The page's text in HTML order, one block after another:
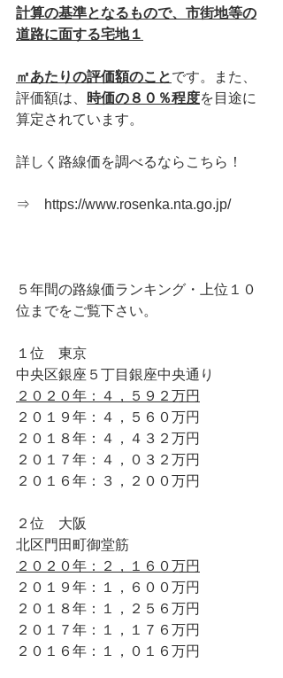
計算の基準となるもので、市街地等の
道路に面する宅地１
㎡あたりの評価額のことです。また、
評価額は、
時価の８０％程度を目途に
算定されています。
詳しく路線価を調べるならこちら！
⇒　https://www.rosenka.nta.go.jp/
５年間の路線価ランキング・上位１０
位までをご覧下さい。
１位　東京
中央区銀座５丁目銀座中央通り
２０２０年：４，５９２万円
２０１９年：４，５６０万円
２０１８年：４，４３２万円
２０１７年：４，０３２万円
２０１６年：３，２００万円
２位　大阪
北区門田町御堂筋
２０２０年：２，１６０万円
２０１９年：１，６００万円
２０１８年：１，２５６万円
２０１７年：１，１７６万円
２０１６年：１，０１６万円